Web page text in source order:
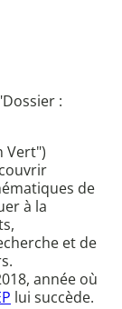
:
Vert")
de
à la
et de
année où
lui succède.